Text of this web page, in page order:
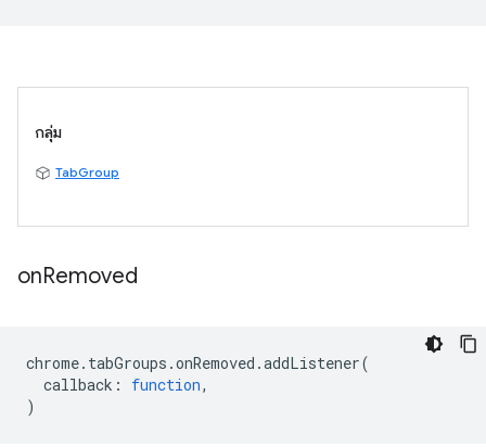
กลุ่ม
TabGroup
onRemoved
chrome. tabGroups .onRemoved .addListener(
callback : function,
)